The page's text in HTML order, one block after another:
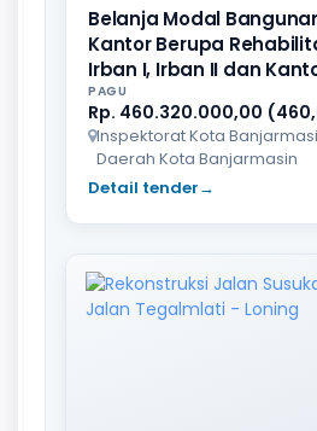
Belanja Modal
Kantor Berupa
Irban I, Irban II dan
PAGU
Rp. 460.320.000,00
Inspektorat Kota
Daerah Kota Banjarmasin
Detail tender→